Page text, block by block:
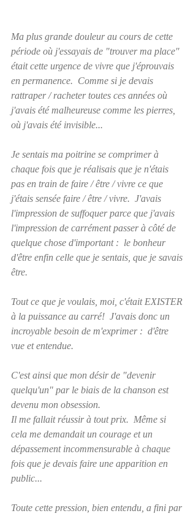
Ma plus grande douleur au cours de cette
période où j'essayais de "trouver ma place"
était cette urgence de vivre que j'éprouvais
en permanence.  Comme si je devais
rattraper / racheter toutes ces années où
j'avais été malheureuse comme les pierres,
où j'avais été invisible...
Je sentais ma poitrine se comprimer à
chaque fois que je réalisais que je n'étais
pas en train de faire / être / vivre ce que
j'étais sensée faire / être / vivre.  J'avais
l'impression de suffoquer parce que j'avais
l'impression de carrément passer à côté de
quelque chose d'important :  le bonheur
d'être enfin celle que je sentais, que je savais
être.
Tout ce que je voulais, moi, c'était EXISTER
à la puissance au carré!  J'avais donc un
incroyable besoin de m'exprimer :  d'être
vue et entendue.
C'est ainsi que mon désir de "devenir
quelqu'un" par le biais de la chanson est
devenu mon obsession.
Il me fallait réussir à tout prix.  Même si
cela me demandait un courage et un
dépassement incommensurable à chaque
fois que je devais faire une apparition en
public...
Toute cette pression, bien entendu, a fini par